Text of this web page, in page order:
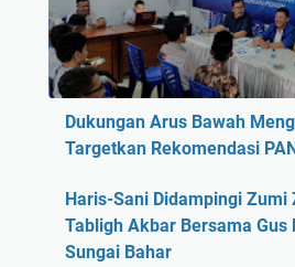
Dukungan Arus Bawah
Targetkan Rekomendasi
Haris-Sani Didampingi Zumi
Tabligh Akbar Bersama Gus
Sungai Bahar